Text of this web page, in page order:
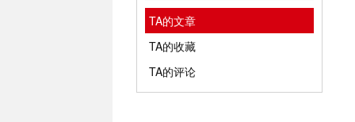
TA的文章
TA的收藏
TA的评论